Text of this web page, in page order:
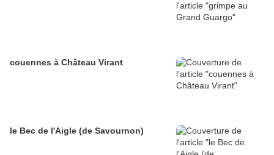
couennes à Château Virant
le Bec de l'Aigle (de Savournon)